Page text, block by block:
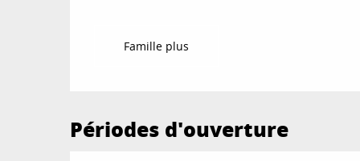
Famille plus
Périodes d'ouverture